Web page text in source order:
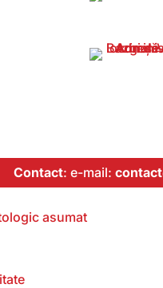
Contact: e-mail:
asumat